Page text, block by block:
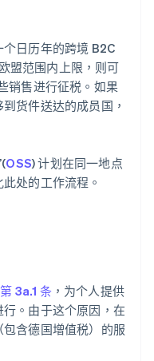
日历年的跨境 B2C
盟范围内上限，则可
销售进行征税。如果
货件送达的成员国，
OSS) 计划在同一地点
处的工作流程。
3a.1 条，为个人提供
。由于这个原因，在
含德国增值税）的服